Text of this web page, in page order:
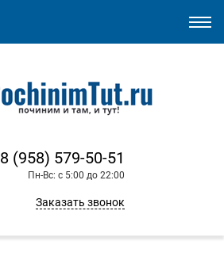
8 (958) 579-50-51
Пн-Вс: с 5:00 до 22:00
Заказать звонок